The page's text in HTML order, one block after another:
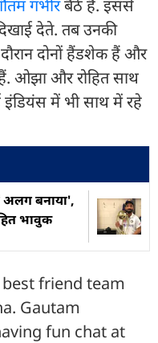
गंभीरबैठे हैं. इससे
देते. तब उनकी
दोनों हैंडशेक हैं और
ओझा और रोहित साथ
में भी साथ में रहे
अलग बनाया',
भावुक
friend team
Gautam
fun chat at